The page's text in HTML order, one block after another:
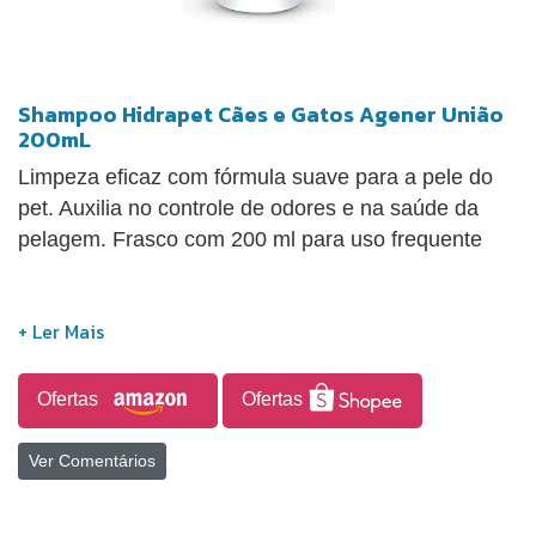
Shampoo Hidrapet Cães e Gatos Agener União
200mL
Limpeza eficaz com fórmula suave para a pele do
pet. Auxilia no controle de odores e na saúde da
pelagem. Frasco com 200 ml para uso frequente
Ofertas Ofertas
Ver Comentários